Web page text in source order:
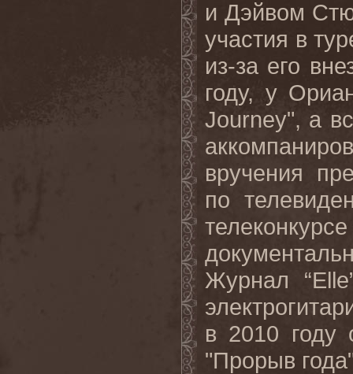
и Дэйвом
участия в
из-за его
году, у
Journey", а
вручения
по
Журнал
в 2010 году
"Прорыв